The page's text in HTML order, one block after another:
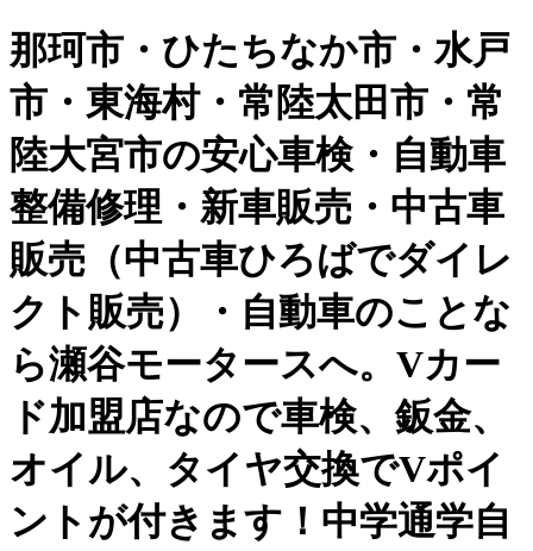
那珂市・ひたちなか市・水戸
市・東海村・常陸太田市・常
陸大宮市の安心車検・自動車
整備修理・新車販売・中古車
販売（中古車ひろばでダイレ
クト販売）・自動車のことな
ら瀬谷モータースへ。Vカー
ド加盟店なので車検、鈑金、
オイル、タイヤ交換でVポイ
ントが付きます！中学通学自